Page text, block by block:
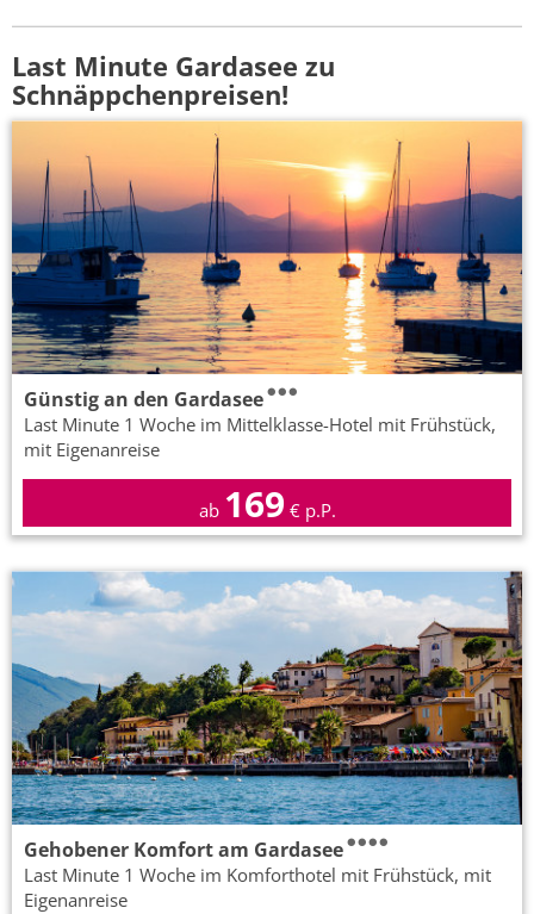
Last Minute Gardasee zu
Schnäppchenpreisen!
Günstig an den Gardasee
Last Minute 1 Woche im Mittelklasse-Hotel mit Frühstück,
mit Eigenanreise
ab 169 € p.P.
Gehobener Komfort am Gardasee
Last Minute 1 Woche im Komforthotel mit Frühstück, mit
Eigenanreise